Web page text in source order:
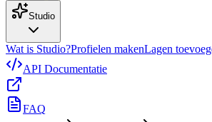
Studio
Wat is Studio?Profielen makenLagen
API Documentatie
FAQ